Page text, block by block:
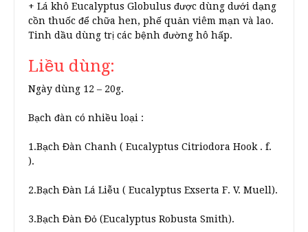
+ Lá khô Eucalyptus Globulus được dùng dưới dạng
cồn thuốc để chữa hen, phế quản viêm mạn và lao.
Tinh dầu dùng trị các bệnh đường hô hấp.
Liều dùng:
Ngày dùng 12 – 20g.
Bạch đàn có nhiều loại :
1.Bạch Đàn Chanh ( Eucalyptus Citriodora Hook . f.
).
2.Bạch Đàn Lá Liễu ( Eucalyptus Exserta F. V. Muell).
3.Bạch Đàn Đỏ (Eucalyptus Robusta Smith).